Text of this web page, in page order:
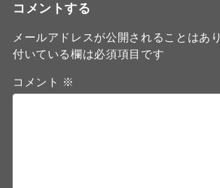
コメントする
メールアドレスが公開されることはあ
付いている欄は必須項目です
コメント ※